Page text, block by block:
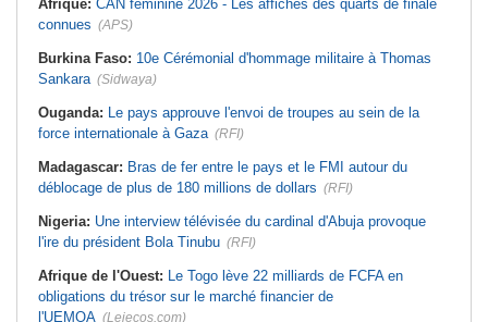
l'assurance pour tous - Le pacte de
- Les retards du calendrier
alimentent les soupçons d'un report
Tunisie: Basket - Eliminatoires
Afrique: CAN féminine 2026 - Les affiches des quarts de finale
connues (APS)
Burkina Faso: 10e Cérémonial d'hommage militaire à Thomas
Sankara (Sidwaya)
Ouganda: Le pays approuve l'envoi de troupes au sein de la
force internationale à Gaza (RFI)
Madagascar: Bras de fer entre le pays et le FMI autour du
déblocage de plus de 180 millions de dollars (RFI)
Nigeria: Une interview télévisée du cardinal d'Abuja provoque
l'ire du président Bola Tinubu (RFI)
Afrique de l'Ouest: Le Togo lève 22 milliards de FCFA en
obligations du trésor sur le marché financier de
l'UEMOA (Lejecos.com)